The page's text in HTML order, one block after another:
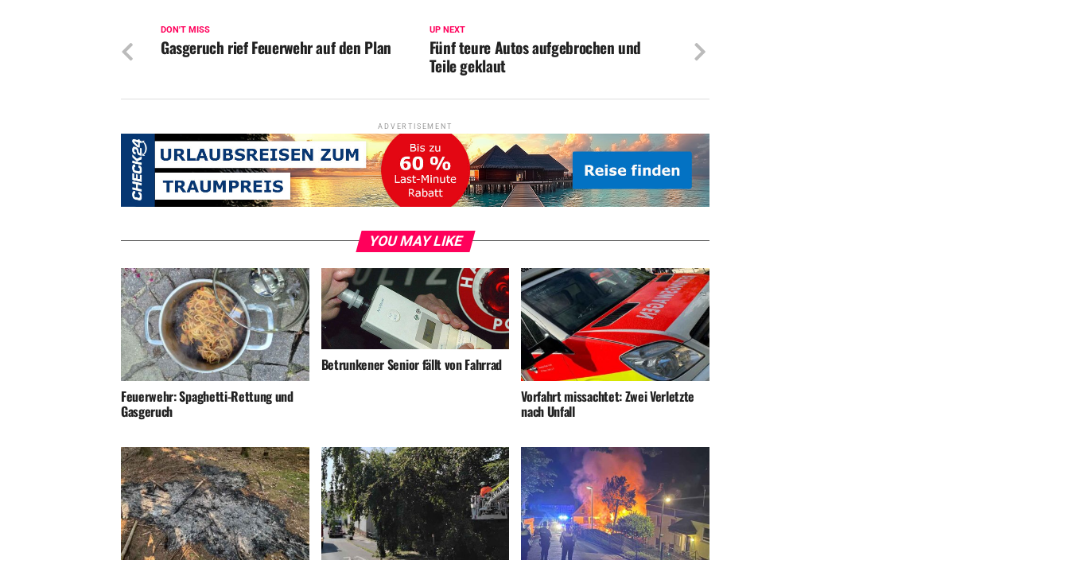
UP NEXT
Fünf teure Autos aufgebrochen und
Teile geklaut
DON'T MISS
Gasgeruch rief Feuerwehr auf den Plan
ADVERTISEMENT
YOU MAY LIKE
Feuerwehr: Spaghetti-Rettung und
Gasgeruch
Betrunkener Senior fällt von Fahrrad
Vorfahrt missachtet: Zwei Verletzte
nach Unfall